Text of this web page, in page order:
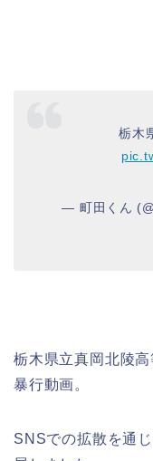
栃木
— 町田くん
栃木県立真岡北陵
暴行動画。
SNSでの拡散を通